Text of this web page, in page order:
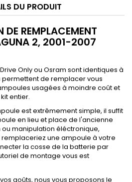
DU PRODUIT
DE REMPLACEMENT
2, 2001-2007
Drive Only ou Osram sont identiques à
permettent de remplacer vous
usagées à moindre coût et
entier.
est extrêmement simple, il suffit
en lieu et place de l'ancienne
manipulation éléctronique,
une ampoule à votre
la cosse de la batterie par
de montage vous est
goûts, nous vous proposons le